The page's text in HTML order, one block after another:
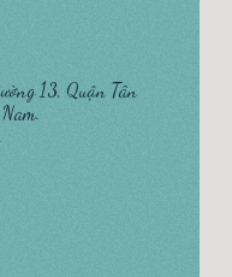
13, Quận Tân